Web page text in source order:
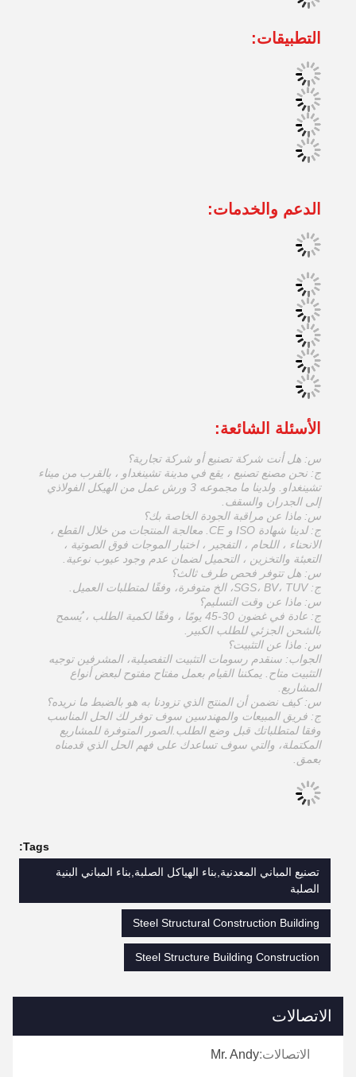
التطبيقات:
الدعم والخدمات:
الأسئلة الشائعة:
س: هل أنت شركة تصنيع أو شركة تجارية؟
ج: نحن مصنع تصنيع ، يقع في مدينة تشينغداو ، بالقرب من ميناء
تشينغداو. ولدينا ما مجموعه 3 ورش عمل من الهيكل الفولاذي
إلى الجدران والسقف.
س: ماذا عن مراقبة الجودة الخاصة بك؟
ج: لدينا شهادة ISO و CE. معالجة المنتجات من خلال القطع ،
الانحناء ، اللحام ، التفجير ، اختبار الموجات فوق الصوتية ،
التعبئة والتخزين ، التحميل لضمان عدم وجود عيوب نوعية.
س: هل تتوفر فحص طرف ثالث؟
ج: SGS، BV، TUV، الخ متوفرة، وفقًا لمتطلبات العميل.
س: ماذا عن وقت التسليم؟
ج: عادة في غضون 30-45 يومًا ، وفقًا لكمية الطلب ، يُسمح
بالشحن الجزئي للطلب الكبير.
س: ماذا عن التثبيت؟
الجواب: سنقدم رسومات التثبيت التفصيلية، المشرفين توجيه
التثبيت متاح. يمكننا القيام بعمل مفتاح مفتوح لبعض أنواع
المشاريع.
س: كيف نضمن أن المنتج الذي تزودنا به هو بالضبط ما نريده؟
ج: فريق المبيعات والمهندسين سوف توفر لك الحل المناسب
وفقا لمتطلباتك قبل وضع الطلب.الصور المتوفرة للمشاريع
المكتملة، والتي سوف تساعدك على فهم الحل الذي قدمناه
بعمق.
Tags:
تصنيع المباني المعدنية,بناء الهياكل الصلبة,بناء المباني البنية
الصلبة
Steel Structural Construction Building
Steel Structure Building Construction
الاتصالات
الاتصالات:Mr. Andy